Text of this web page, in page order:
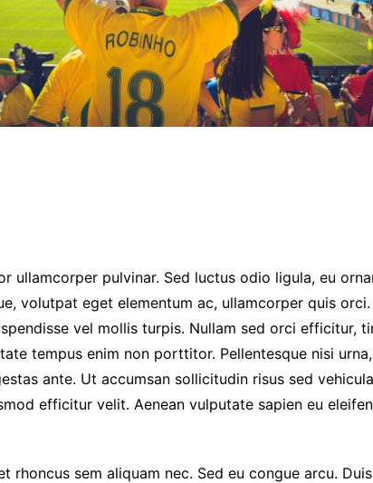
– أناقة
الحوار
مباشر – تواصل
عربية أصيلة
– تجربة
راقية بلا حدود
ullamcorper pulvinar. Sed luctus odio ligula, eu
volutpat eget elementum ac, ullamcorper quis
vel mollis turpis. Nullam sed orci efficitur,
tempus enim non porttitor. Pellentesque nisi
ante. Ut accumsan sollicitudin risus sed
efficitur velit. Aenean vulputate sapien eu
rhoncus sem aliquam nec. Sed eu congue arcu.